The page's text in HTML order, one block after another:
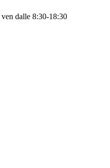
dalle 8:30-18:30